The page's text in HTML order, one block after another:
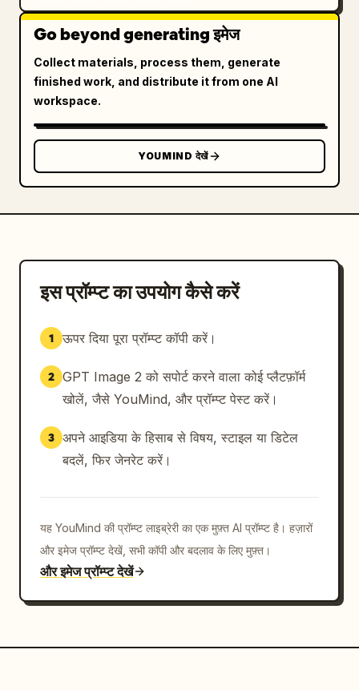
Go beyond generating इमेज
Collect materials, process them, generate
finished work, and distribute it from one AI
workspace.
YOUMIND देखें
इस प्रॉम्प्ट का उपयोग कैसे करें
1 ऊपर दिया पूरा प्रॉम्प्ट कॉपी करें।
2 GPT Image 2 को सपोर्ट करने वाला कोई प्लैटफ़ॉर्म
खोलें, जैसे YouMind, और प्रॉम्प्ट पेस्ट करें।
3 अपने आइडिया के हिसाब से विषय, स्टाइल या डिटेल
बदलें, फिर जेनरेट करें।
यह YouMind की प्रॉम्प्ट लाइब्रेरी का एक मुफ़्त AI प्रॉम्प्ट है। हज़ारों
और इमेज प्रॉम्प्ट देखें, सभी कॉपी और बदलाव के लिए मुफ़्त।
और इमेज प्रॉम्प्ट देखें